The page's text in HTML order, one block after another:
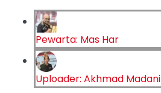
Pewarta: Mas Har
Uploader: Akhmad Madani